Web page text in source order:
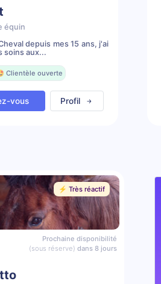
équin
depuis mes 15 ans, j'ai
soins aux...
Clientèle ouverte
vous Profil
⚡️ Très réactif
Prochaine disponibilité
(sous réserve) dans 8 jours